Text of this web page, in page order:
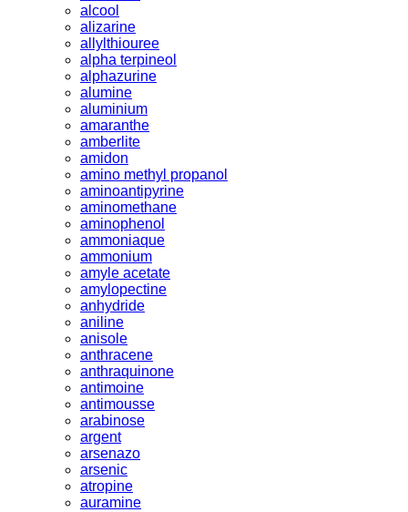
alcool
alizarine
allylthiouree
alpha terpineol
alphazurine
alumine
aluminium
amaranthe
amberlite
amidon
amino methyl propanol
aminoantipyrine
aminomethane
aminophenol
ammoniaque
ammonium
amyle acetate
amylopectine
anhydride
aniline
anisole
anthracene
anthraquinone
antimoine
antimousse
arabinose
argent
arsenazo
arsenic
atropine
auramine